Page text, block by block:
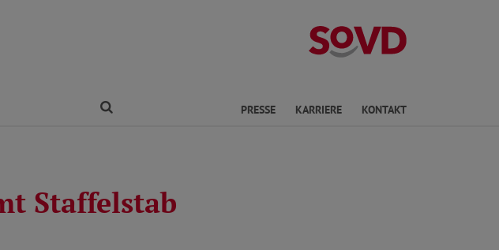
Landesverband
PRESSE KARRIERE KONTAKT
Staffelstab